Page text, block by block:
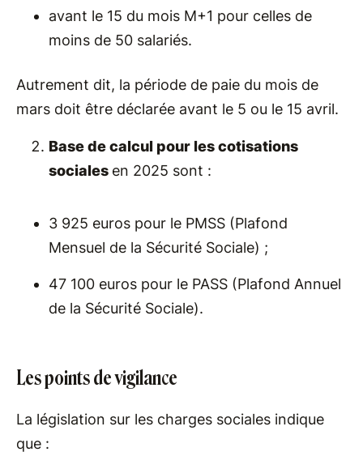
avant le 15 du mois M+1 pour celles de
moins de 50 salariés.
Autrement dit, la période de paie du mois de
mars doit être déclarée avant le 5 ou le 15 avril.
Base de calcul pour les cotisations
sociales en 2025 sont :
3 925 euros pour le PMSS (Plafond
Mensuel de la Sécurité Sociale) ;
47 100 euros pour le PASS (Plafond Annuel
de la Sécurité Sociale).
Les points de vigilance
La législation sur les charges sociales indique
que :